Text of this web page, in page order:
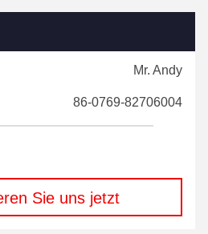
Mr. Andy
86-0769-82706004
Sie uns jetzt